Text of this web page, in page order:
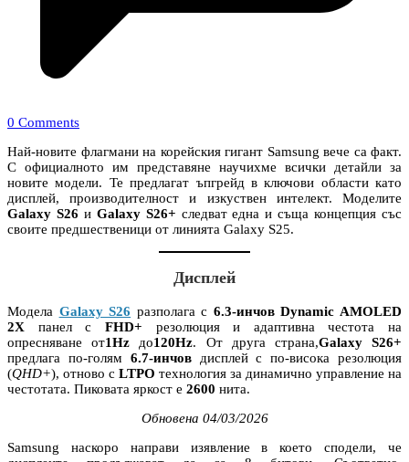
0 Comments
Най-новите флагмани на корейския гигант Samsung вече са факт.
С официалното им представяне научихме всички детайли за
новите модели. Те предлагат ъпгрейд в ключови области като
дисплей, производителност и изкуствен интелект. Моделите
Galaxy S26 и Galaxy S26+ следват една и съща концепция със
своите предшественици от линията Galaxy S25.
Дисплей
Модела Galaxy S26 разполага с 6.3-инчов Dynamic AMOLED
2X панел с FHD+ резолюция и адаптивна честота на
опресняване от1Hz до120Hz. От друга страна,Galaxy S26+
предлага по-голям 6.7-инчов дисплей с по-висока резолюция
(QHD+), отново с LTPO технология за динамично управление на
честотата. Пиковата яркост е 2600 нита.
Обновена 04/03/2026
Samsung наскоро направи изявление в което сподели, че